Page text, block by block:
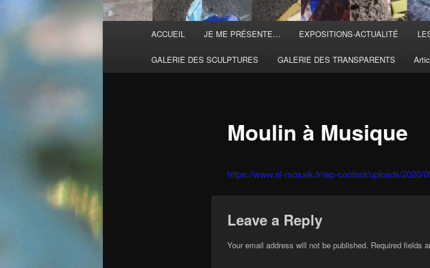
ACCUEIL JE ME PRÉSENTE… EXPOSITIONS-ACTUALITÉ
GALERIE DES SCULPTURES GALERIE DES TRANSPARENTS
Moulin à Musique
https://www.el-mosaik.fr/wp-content/uploads/2020/
Leave a Reply
Your email address will not be published. Required fields